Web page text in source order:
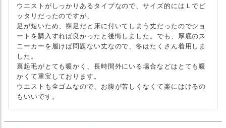
ウエストがしっかりあるタイプなので、サイズ的にはＬでピ
ッタリだったのですが、
足が短いため、裸足だと床に付いてしまう丈だったのでショ
ートを購入すれば良かったと後悔しました。でも、厚底のス
ニーカーを履けば問題ない丈なので、冬はたくさん着用しま
した。
裏起毛がとても暖かく、長時間外にいる場合などはとても暖
かくて重宝しております。
ウエストも全ゴムなので、お腹が苦しくなくて楽にはけるの
もいいです。